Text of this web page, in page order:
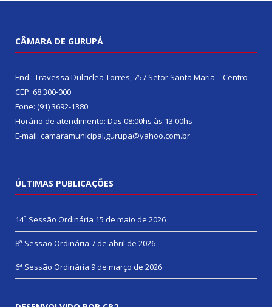
CÂMARA DE GURUPÁ
End.: Travessa Dulciclea Torres, 757 Setor Santa Maria – Centro
CEP: 68.300-000
Fone: (91) 3692-1380
Horário de atendimento: Das 08:00hs às 13:00hs
E-mail: camaramunicipal.gurupa@yahoo.com.br
ÚLTIMAS PUBLICAÇÕES
14ª Sessão Ordinária 15 de maio de 2026
8ª Sessão Ordinária 7 de abril de 2026
6ª Sessão Ordinária 9 de março de 2026